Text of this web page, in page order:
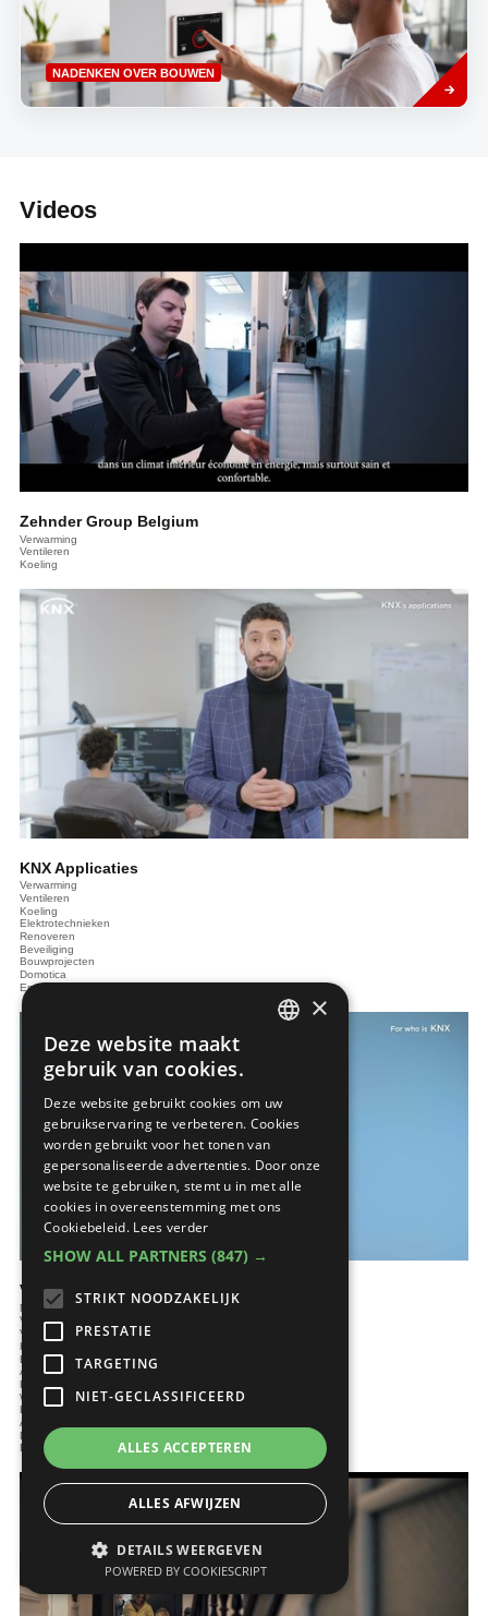
NADENKEN OVER BOUWEN
Read
more
Videos
Zehnder Group Belgium
Verwarming
Ventileren
Koeling
KNX Applicaties
Verwarming
Ventileren
Koeling
Elektrotechnieken
Renoveren
Beveiliging
Bouwprojecten
Domotica
Energie
Voor wie is KNX?
Nadenken over bouwen
Verwarming
Ventileren
Koeling
Elektrotechnieken
Afwerking
Renoveren
Woonbesprekingen
Beveiliging
Architectuur
Domotica
Energie
×
Deze website maakt
gebruik van cookies.
Deze website gebruikt cookies om uw
gebruikservaring te verbeteren. Cookies
worden gebruikt voor het tonen van
gepersonaliseerde advertenties. Door onze
website te gebruiken, stemt u in met alle
cookies in overeenstemming met ons
Cookiebeleid. Lees verder
SHOW ALL PARTNERS (847) →
STRIKT NOODZAKELIJK
PRESTATIE
TARGETING
NIET-GECLASSIFICEERD
ALLES ACCEPTEREN
ALLES AFWIJZEN
DETAILS WEERGEVEN
POWERED BY COOKIESCRIPT